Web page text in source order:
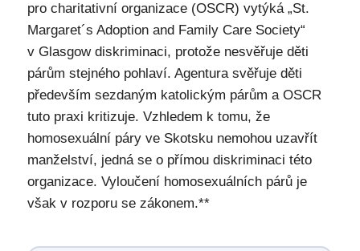
pro charitativní organizace (OSCR) vytýká „St.
Margaret´s Adoption and Family Care Society“
v Glasgow diskriminaci, protože nesvěřuje děti
párům stejného pohlaví. Agentura svěřuje děti
především sezdaným katolickým párům a OSCR
tuto praxi kritizuje. Vzhledem k tomu, že
homosexuální páry ve Skotsku nemohou uzavřít
manželství, jedná se o přímou diskriminaci této
organizace. Vyloučení homosexuálních párů je
však v rozporu se zákonem.**